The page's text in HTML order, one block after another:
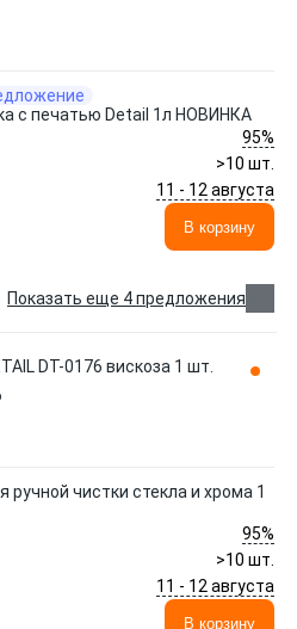
с печатью Detail 1л НОВИНКА
95%
>10 шт.
11 - 12 августа
В корзину
Показать еще 4 предложения
DT-0176 вискоза 1 шт.
ручной чистки стекла и хрома 1
95%
>10 шт.
11 - 12 августа
В корзину